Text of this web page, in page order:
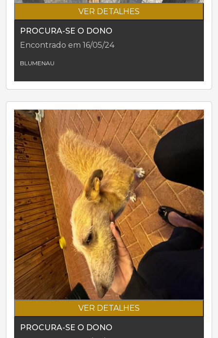
VER DETALHES
PROCURA-SE O DONO
Encontrado em 16/05/24
BLUMENAU
VER DETALHES
PROCURA-SE O DONO